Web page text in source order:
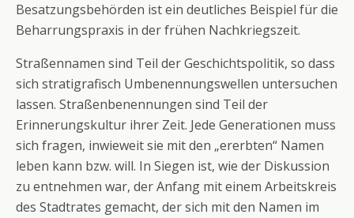
Besatzungsbehörden ist ein deutliches Beispiel für die
Beharrungspraxis in der frühen Nachkriegszeit.
Straßennamen sind Teil der Geschichtspolitik, so dass
sich stratigrafisch Umbenennungswellen untersuchen
lassen. Straßenbenennungen sind Teil der
Erinnerungskultur ihrer Zeit. Jede Generationen muss
sich fragen, inwieweit sie mit den „ererbten“ Namen
leben kann bzw. will. In Siegen ist, wie der Diskussion
zu entnehmen war, der Anfang mit einem Arbeitskreis
des Stadtrates gemacht, der sich mit den Namen im